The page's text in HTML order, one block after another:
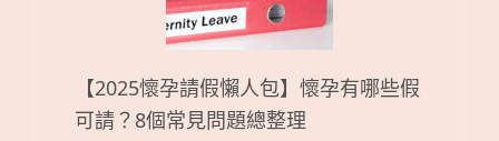
【2025懷孕請假懶人包】懷孕有哪些假
可請？8個常見問題總整理